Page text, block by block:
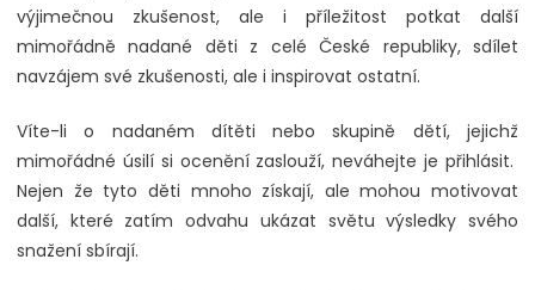
výjimečnou zkušenost, ale i příležitost potkat další
mimořádně nadané děti z celé České republiky, sdílet
navzájem své zkušenosti, ale i inspirovat ostatní.
Víte-li o nadaném dítěti nebo skupině dětí, jejichž
mimořádné úsilí si ocenění zaslouží, neváhejte je přihlásit.
Nejen že tyto děti mnoho získají, ale mohou motivovat
další, které zatím odvahu ukázat světu výsledky svého
snažení sbírají.